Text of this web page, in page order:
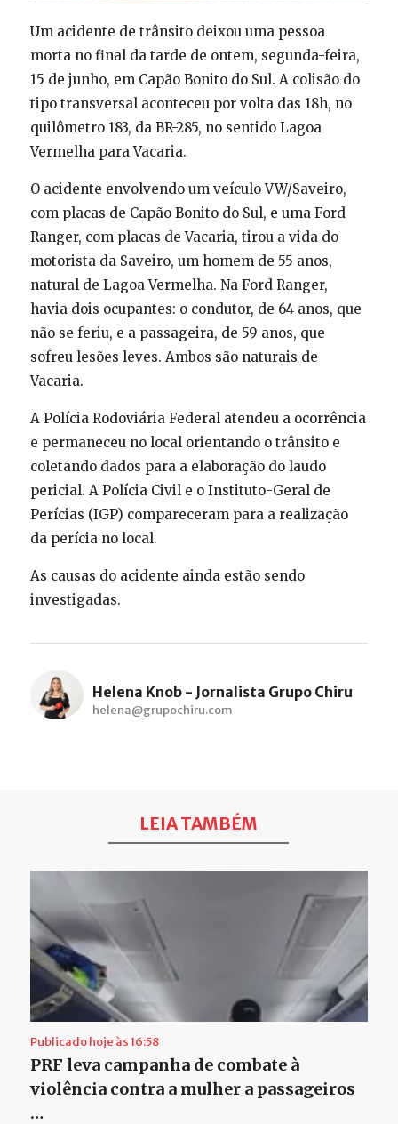
Um acidente de trânsito deixou uma pessoa
morta no final da tarde de ontem, segunda-feira,
15 de junho, em Capão Bonito do Sul. A colisão do
tipo transversal aconteceu por volta das 18h, no
quilômetro 183, da BR-285, no sentido Lagoa
Vermelha para Vacaria.
O acidente envolvendo um veículo VW/Saveiro,
com placas de Capão Bonito do Sul, e uma Ford
Ranger, com placas de Vacaria, tirou a vida do
motorista da Saveiro, um homem de 55 anos,
natural de Lagoa Vermelha. ​Na Ford Ranger,
havia dois ocupantes: o condutor, de 64 anos, que
não se feriu, e a passageira, de 59 anos, que
sofreu lesões leves. Ambos são naturais de
Vacaria.
​A Polícia Rodoviária Federal atendeu a ocorrência
e permaneceu no local orientando o trânsito e
coletando dados para a elaboração do laudo
pericial. A Polícia Civil e o Instituto-Geral de
Perícias (IGP) compareceram para a realização
da perícia no local.
As causas do acidente ainda estão sendo
investigadas.
Helena Knob - Jornalista Grupo Chiru
helena@grupochiru.com
LEIA TAMBÉM
Publicado hoje às 16:58
PRF leva campanha de combate à
violência contra a mulher a passageiros
…